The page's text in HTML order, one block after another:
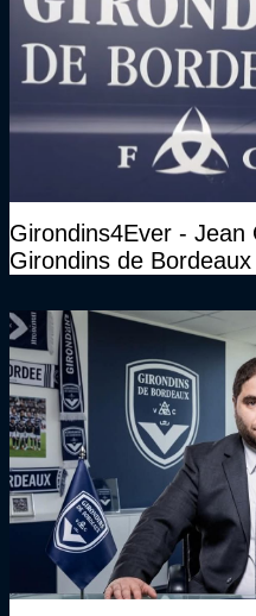
Girondins4Ever - Jean
Girondins de Bordeaux